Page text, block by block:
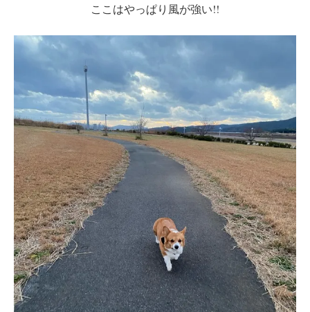
ここはやっぱり風が強い!!